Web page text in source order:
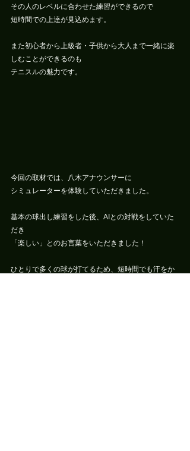
その人のレベルに合わせた練習ができるので
短時間での上達が見込めます。
また初心者から上級者・子供から大人まで一緒に楽
しむことができるのも
テニスルの魅力です。
今回の取材では、八木アナウンサーに
シミュレーターを体験していただきました。
基本の球出し練習をした後、AIとの対戦をしていた
だき
「楽しい」とのお言葉をいただきました！
ひとりで多くの球が打てるため、短時間でも汗をか